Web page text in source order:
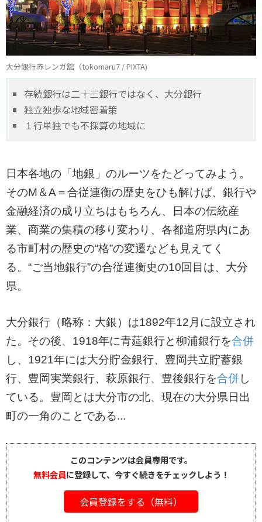
大分銀行赤レンガ舘（tokomaru7 / PIXTA)
存続銀行は二十三銀行ではなく、大分銀行
独立独歩な地域密着策
１行単独でも不採算の地域に
日本各地の「地銀」のルーツをたどってみよう。
そのM＆A＝合従連衡の歴史をひも解けば、銀行や
金融経済の成り立ちはもちろん、日本の伝統産
業、商業の集積の移り変わり、各都道府県内にあ
る市町村の歴史の“格”の変遷なども見えてく
る。“ご当地銀行”の合従連衡史の10回目は、大分
県。
大分銀行（略称：大銀）は1892年12月に設立され
た。その後、1918年に青莚銀行と柳浦銀行を合併
し、1921年には大分貯金銀行、豊岡共立貯蓄銀
行、豊岡実業銀行、萩原銀行、豊後銀行を合併し
ている。豊岡とは大分市の北、現在の大分県日出
町の一角のことである...
このコンテンツは会員専用です。
無料会員に登録して、今すぐ続きをチェックしよう！
会員登録をする（無料）